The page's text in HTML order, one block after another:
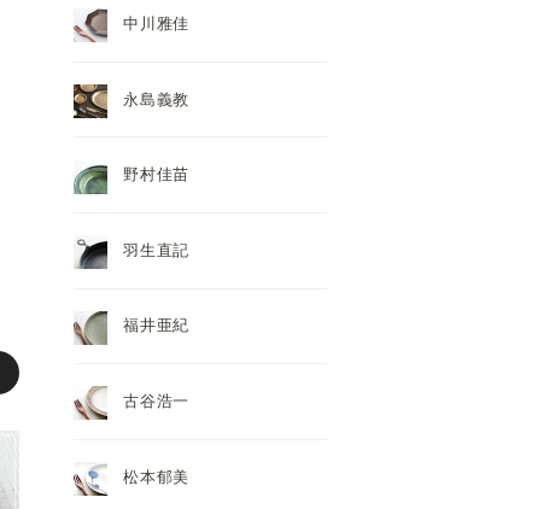
中川雅佳
永島義教
野村佳苗
羽生直記
福井亜紀
古谷浩一
松本郁美